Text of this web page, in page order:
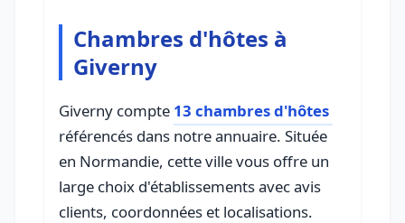
Chambres d'hôtes à
Giverny
Giverny compte 13 chambres d'hôtes
référencés dans notre annuaire. Située
en Normandie, cette ville vous offre un
large choix d'établissements avec avis
clients, coordonnées et localisations.